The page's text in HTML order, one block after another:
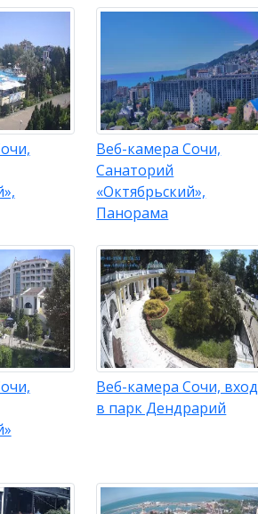
Веб-камера Сочи,
Санаторий
«Октябрьский»,
Панорама
Веб-камера Сочи, вход
в парк Дендрарий